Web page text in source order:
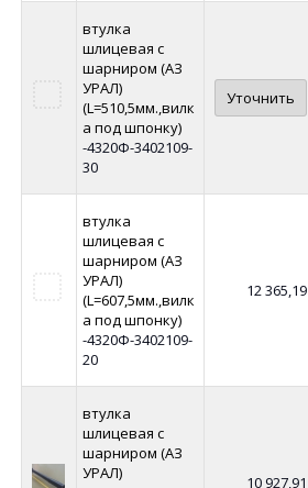
втулка
шлицевая с
шарниром (АЗ
УРАЛ)
(L=510,5мм.,вилк
а под шпонку)
-4320Ф-3402109-
30
Уточнить
втулка
шлицевая с
шарниром (АЗ
УРАЛ)
(L=607,5мм.,вилк
а под шпонку)
-4320Ф-3402109-
20
12 365,19
втулка
шлицевая с
шарниром (АЗ
УРАЛ)
10 927,91